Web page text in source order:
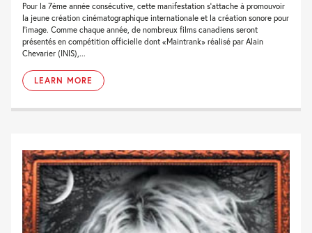
Pour la 7ème année consécutive, cette manifestation s'attache à promouvoir
la jeune création cinématographique internationale et la création sonore pour
l'image. Comme chaque année, de nombreux films canadiens seront
présentés en compétition officielle dont «Maintrank» réalisé par Alain
Chevarier (INIS),...
LEARN MORE